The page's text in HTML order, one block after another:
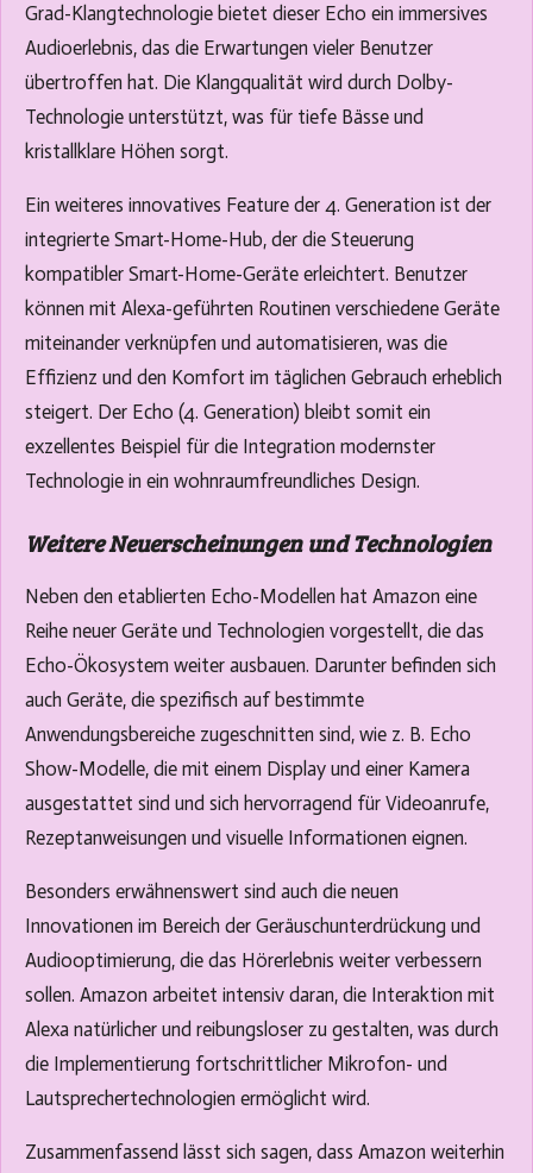
Grad-Klangtechnologie bietet dieser Echo ein immersives
Audioerlebnis, das die Erwartungen vieler Benutzer
übertroffen hat. Die Klangqualität wird durch Dolby-
Technologie unterstützt, was für tiefe Bässe und
kristallklare Höhen sorgt.
Ein weiteres innovatives Feature der 4. Generation ist der
integrierte Smart-Home-Hub, der die Steuerung
kompatibler Smart-Home-Geräte erleichtert. Benutzer
können mit Alexa-geführten Routinen verschiedene Geräte
miteinander verknüpfen und automatisieren, was die
Effizienz und den Komfort im täglichen Gebrauch erheblich
steigert. Der Echo (4. Generation) bleibt somit ein
exzellentes Beispiel für die Integration modernster
Technologie in ein wohnraumfreundliches Design.
Weitere Neuerscheinungen und Technologien
Neben den etablierten Echo-Modellen hat Amazon eine
Reihe neuer Geräte und Technologien vorgestellt, die das
Echo-Ökosystem weiter ausbauen. Darunter befinden sich
auch Geräte, die spezifisch auf bestimmte
Anwendungsbereiche zugeschnitten sind, wie z. B. Echo
Show-Modelle, die mit einem Display und einer Kamera
ausgestattet sind und sich hervorragend für Videoanrufe,
Rezeptanweisungen und visuelle Informationen eignen.
Besonders erwähnenswert sind auch die neuen
Innovationen im Bereich der Geräuschunterdrückung und
Audiooptimierung, die das Hörerlebnis weiter verbessern
sollen. Amazon arbeitet intensiv daran, die Interaktion mit
Alexa natürlicher und reibungsloser zu gestalten, was durch
die Implementierung fortschrittlicher Mikrofon- und
Lautsprechertechnologien ermöglicht wird.
Zusammenfassend lässt sich sagen, dass Amazon weiterhin